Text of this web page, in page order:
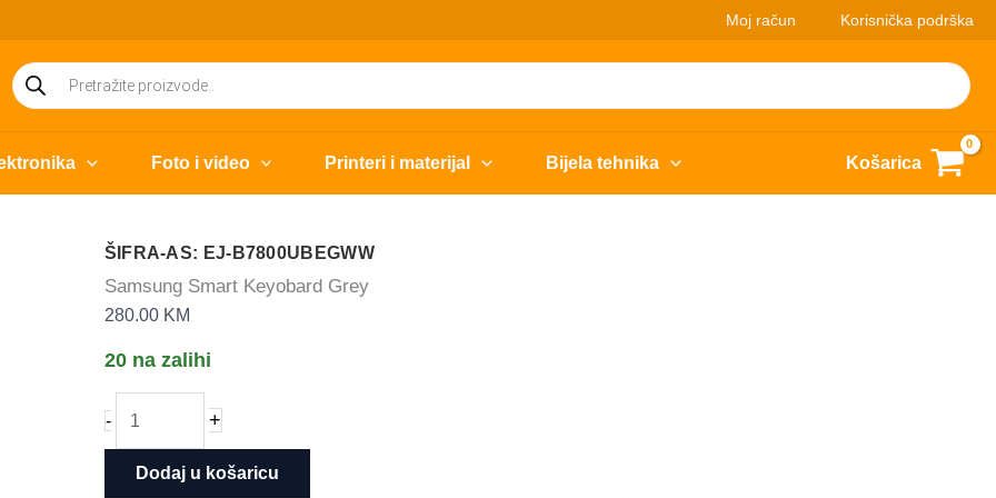
Moj račun Korisnička podrška
Products
search
Foto i video Printeri i materijal Bijela tehnika Košarica
ŠIFRA-AS: EJ-B7800UBEGWW
Samsung Smart Keyobard Grey
280.00 KM
20 na zalihi
-
Smart
+
Dodaj u košaricu